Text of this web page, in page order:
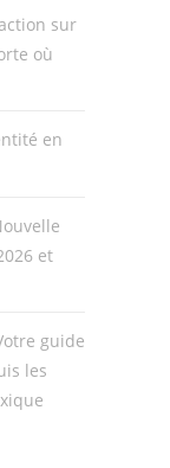
sur
où
en
et
guide
les